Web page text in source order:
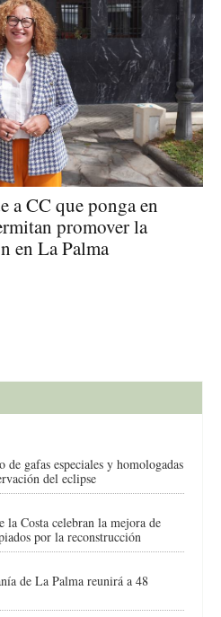
a CC que ponga en
promover la
en La Palma
de gafas especiales y homologadas
del eclipse
la Costa celebran la mejora de
por la reconstrucción
de La Palma reunirá a 48